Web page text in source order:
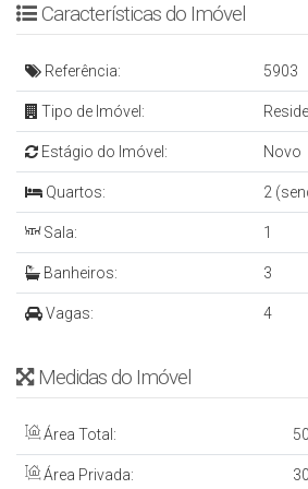
- Sala de Estar/Jantar
- Lavabo
- 2 Banheiros Sociais
- Ampla Área Externa
- Área de Festas
- Piscina
- Porão
- 4 Vagas de Garagem
- 300 m² Casa
- 500 m² Área Total
Os Valores Podem Sofrer
Características do Imóvel
Referência: 5903
Tipo de Imóvel:
Estágio do Imóvel: Novo
Quartos: 2
Sala: 1
Banheiros: 3
Vagas: 4
Medidas do Imóvel
Área Total:
Área Privada: